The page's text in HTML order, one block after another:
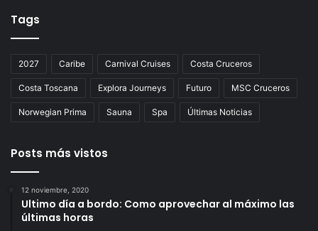
Tags
2027 Caribe Carnival Cruises Costa Cruceros
Costa Toscana Explora Journeys Futuro MSC Cruceros
Norwegian Prima Sauna Spa Últimas Noticias
Posts más vistos
12 noviembre, 2020
Ultimo día a bordo: Como aprovechar al máximo las
últimas horas